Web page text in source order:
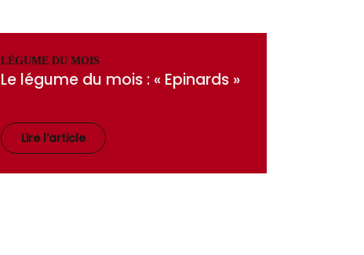
LÉGUME DU MOIS
Le légume du mois : « Epinards »
Lire l'article